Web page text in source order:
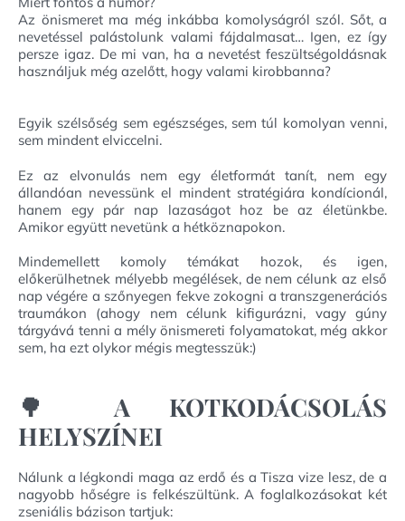
Az önismeret ma még inkábba komolyságról szól. Sőt, a
nevetéssel palástolunk valami fájdalmasat… Igen, ez így
persze igaz. De mi van, ha a nevetést feszültségoldásnak
használjuk még azelőtt, hogy valami kirobbanna?
Egyik szélsőség sem egészséges, sem túl komolyan venni,
sem mindent elviccelni.
Ez az elvonulás nem egy életformát tanít, nem egy
állandóan nevessünk el mindent stratégiára kondícionál,
hanem egy pár nap lazaságot hoz be az életünkbe.
Amikor együtt nevetünk a hétköznapokon.
Mindemellett komoly témákat hozok, és igen,
előkerülhetnek mélyebb megélések, de nem célunk az első
nap végére a szőnyegen fekve zokogni a transzgenerációs
traumákon (ahogy nem célunk kifigurázni, vagy gúny
tárgyává tenni a mély önismereti folyamatokat, még akkor
sem, ha ezt olykor mégis megtesszük:)
🌳 A KOTKODÁCSOLÁS
HELYSZÍNEI
Nálunk a légkondi maga az erdő és a Tisza vize lesz, de a
nagyobb hőségre is felkészültünk. A foglalkozásokat két
zseniális bázison tartjuk: